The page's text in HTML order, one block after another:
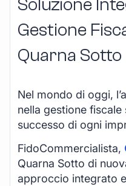
Soluzione
Gestione
Quarna Sotto
Nel mondo di oggi,
nella gestione
successo di ogni
FidoCommercialista,
Quarna Sotto di
approccio integrato